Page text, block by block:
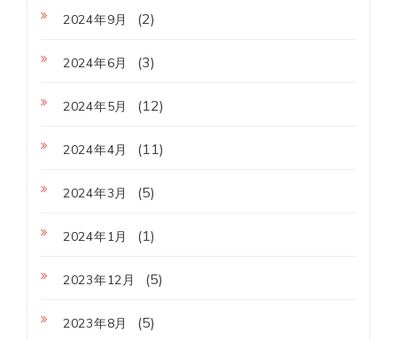
2024年9月 (2)
2024年6月 (3)
2024年5月 (12)
2024年4月 (11)
2024年3月 (5)
2024年1月 (1)
2023年12月 (5)
2023年8月 (5)